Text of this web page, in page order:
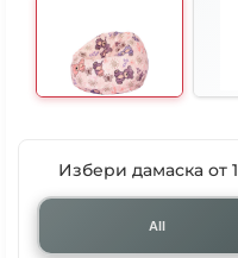
Избери дамаска от
All